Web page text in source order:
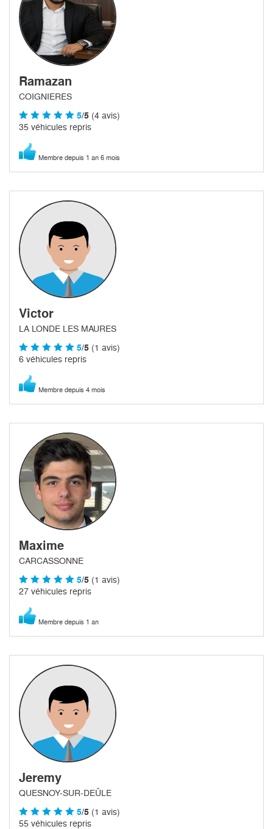
Ramazan
COIGNIERES
5/5 (4 avis)
35 véhicules repris
Membre depuis 1 an 6 mois
Victor
LA LONDE LES MAURES
5/5 (1 avis)
6 véhicules repris
Membre depuis 4 mois
Maxime
CARCASSONNE
5/5 (1 avis)
27 véhicules repris
Membre depuis 1 an
Jeremy
QUESNOY-SUR-DEÛLE
5/5 (1 avis)
55 véhicules repris